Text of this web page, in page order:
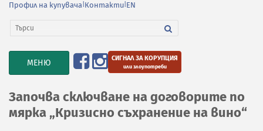
Профил на купувача Контакти EN
TOGGLE
NAVIGATION
МЕНЮ СИГНАЛ ЗА КОРУПЦИЯ
или злоупотреби
Започва сключване на договорите по
мярка „Кризисно съхранение на вино“